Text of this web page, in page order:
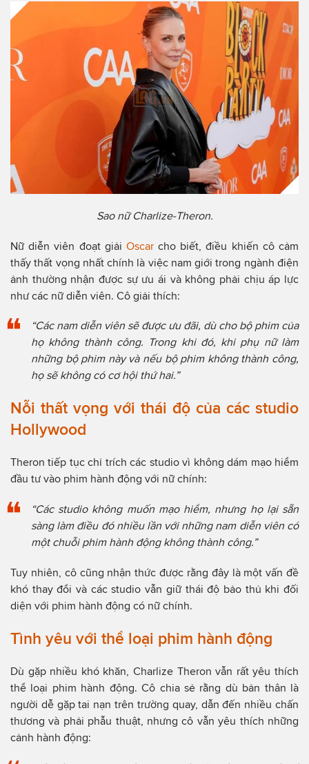
Sao nữ Charlize-Theron.
Nữ diễn viên đoạt giải Oscarcho biết, điều khiến cô cảm
thấy thất vọng nhất chính là việc nam giới trong ngành điện
ảnh thường nhận được sự ưu ái và không phải chịu áp lực
như các nữ diễn viên. Cô giải thích:
“Các nam diễn viên sẽ được ưu đãi, dù cho bộ phim của
họ không thành công. Trong khi đó, khi phụ nữ làm
những bộ phim này và nếu bộ phim không thành công,
họ sẽ không có cơ hội thứ hai.”
Nỗi thất vọng với thái độ của các studio
Hollywood
Theron tiếp tục chỉ trích các studio vì không dám mạo hiểm
đầu tư vào phim hành động với nữ chính:
“Các studio không muốn mạo hiểm, nhưng họ lại sẵn
sàng làm điều đó nhiều lần với những nam diễn viên có
một chuỗi phim hành động không thành công.”
Tuy nhiên, cô cũng nhận thức được rằng đây là một vấn đề
khó thay đổi và các studio vẫn giữ thái độ bảo thủ khi đối
diện với phim hành động có nữ chính.
Tình yêu với thể loại phim hành động
Dù gặp nhiều khó khăn, Charlize Theron vẫn rất yêu thích
thể loại phim hành động. Cô chia sẻ rằng dù bản thân là
người dễ gặp tai nạn trên trường quay, dẫn đến nhiều chấn
thương và phải phẫu thuật, nhưng cô vẫn yêu thích những
cảnh hành động: